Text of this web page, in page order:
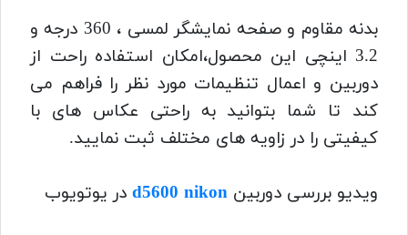
بدنه مقاوم و صفحه نمایشگر لمسی ، 360 درجه و
3.2 اینچی این محصول،امکان استفاده راحت از
دوربین و اعمال تنظیمات مورد نظر را فراهم می
کند تا شما بتوانید به راحتی عکاس های با
کیفیتی را در زاویه های مختلف ثبت نمایید.
ویدیو بررسی دوربین d5600 nikon در یوتویوب